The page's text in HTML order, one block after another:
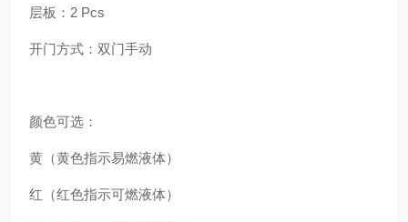
层板：2 Pcs
开门方式：双门手动
颜色可选：
黄（黄色指示易燃液体）
红（红色指示可燃液体）